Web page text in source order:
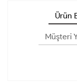
Ürün
Müşteri